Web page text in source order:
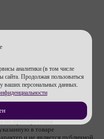
их приобретения
в товаре
и не является публичной
аналитики (в том числе
Продолжая пользоваться
ваших персональных данных.